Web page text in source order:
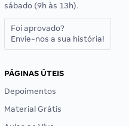
sábado (9h às 13h).
Foi aprovado?
Envie-nos a sua história!
PÁGINAS ÚTEIS
Depoimentos
Material Grátis